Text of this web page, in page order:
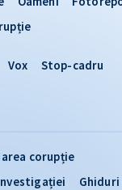
corupție
Vox Stop-cadru